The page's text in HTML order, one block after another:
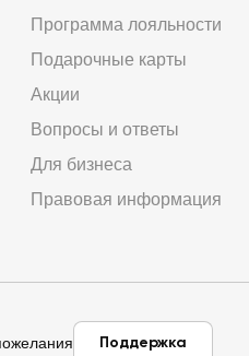
Программа лояльности
Подарочные карты
Акции
Вопросы и ответы
Для бизнеса
Правовая информация
Поддержка